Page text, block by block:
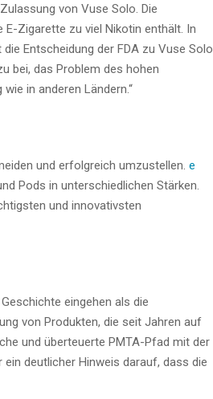
von Vuse Solo. Die
Zigarette zu viel Nikotin enthält. In
Entscheidung der FDA zu Vuse Solo
bei, das Problem des hohen
in anderen Ländern.“
und erfolgreich umzustellen. e
Pods in unterschiedlichen Stärken.
und innovativsten
eingehen als die
von Produkten, die seit Jahren auf
und überteuerte PMTA-Pfad mit der
deutlicher Hinweis darauf, dass die